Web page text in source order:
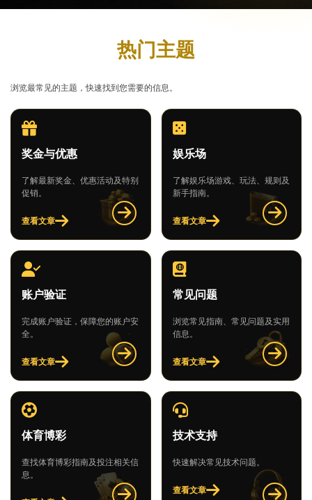
热门主题
浏览最常见的主题，快速找到您需要的信息。
奖金与优惠
了解最新奖金、优惠活动及特别
促销。
查看文章
娱乐场
了解娱乐场游戏、玩法、规则及
新手指南。
查看文章
账户验证
完成账户验证，保障您的账户安
全。
查看文章
常见问题
浏览常见指南、常见问题及实用
信息。
查看文章
体育博彩
查找体育博彩指南及投注相关信
息。
技术支持
快速解决常见技术问题。
查看文章